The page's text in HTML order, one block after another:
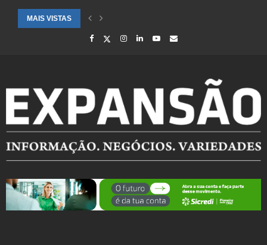
MAIS VISTAS
SAÚDE ALERTA PARA AUMENTO DE CASOS DE SÍNDROME GRIPAL